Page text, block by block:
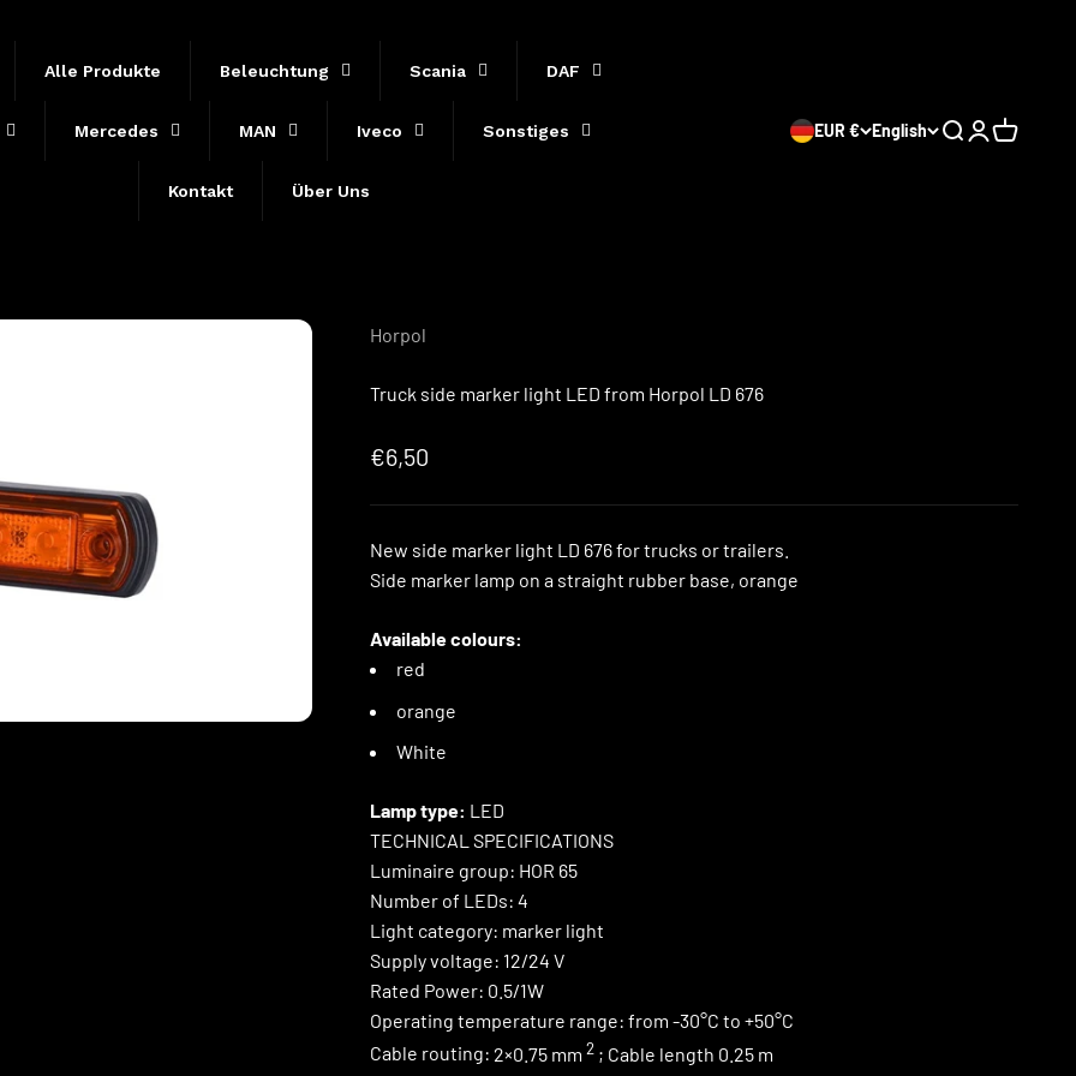
Alle Produkte Beleuchtung Scania DAF
Mercedes MAN Iveco Sonstiges
Kontakt Über Uns
EUR € English Search
Login
Cart
Horpol
Truck side marker light LED from Horpol LD 676
Sale price
€6,50
New side marker light LD 676 for trucks or trailers.
Side marker lamp on a straight rubber base, orange
Available colours:
red
orange
White
Lamp type: LED
TECHNICAL SPECIFICATIONS
Luminaire group: HOR 65
Number of LEDs: 4
Light category: marker light
Supply voltage: 12/24 V
Rated Power: 0.5/1W
Operating temperature range: from -30°C to +50°C
Cable routing: 2×0.75 mm 2 ; Cable length 0.25 m